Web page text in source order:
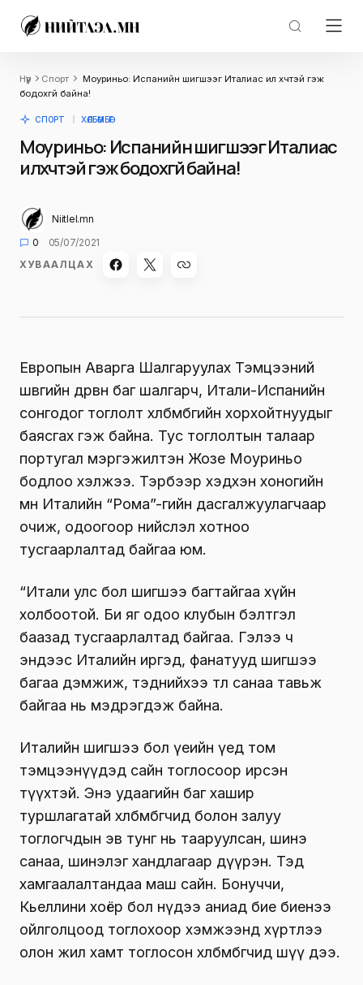
Нүүр Спорт
Моуриньо: Испанийн шигшээг Италиас илүү хүчтэй гэж
бодохгүй байна!
СПОРТ ХӨЛБӨМБӨГ
Моуриньо: Испанийн шигшээг Италиас
илүү хүчтэй гэж бодохгүй байна!
Niitlel.mn
0
05/07/2021
ХУВААЛЦАХ
Европын Аварга Шалгаруулах Тэмцээний
шөвгийн дөрвөн баг шалгарч, Итали-Испанийн
сонгодог тоглолт хөлбөмбөгийн хорхойтнуудыг
баясгах гэж байна. Тус тоглолтын талаар
португал мэргэжилтэн Жозе Моуриньо
бодлоо хэлжээ. Тэрбээр хэдхэн хоногийн
өмнө Италийн “Рома”-гийн дасгалжуулагчаар
очиж, одоогоор нийслэл хотноо
тусгаарлалтад байгаа юм.
“Итали улс бол шигшээ багтайгаа хүйн
холбоотой. Би яг одоо клубын бэлтгэл
баазад тусгаарлалтад байгаа. Гэлээ ч
эндээс Италийн иргэд, фанатууд шигшээ
багаа дэмжиж, тэднийхээ төлөө санаа тавьж
байгаа нь мэдрэгдэж байна.
Италийн шигшээ бол үеийн үед том
тэмцээнүүдэд сайн тоглосоор ирсэн
түүхтэй. Энэ удаагийн баг хашир
туршлагатай хөлбөмбөгчид болон залуу
тоглогчдын эв тунг нь тааруулсан, шинэ
санаа, шинэлэг хандлагаар дүүрэн. Тэд
хамгаалалтандаа маш сайн. Бонуччи,
Кьеллини хоёр бол нүдээ аниад бие биенээ
ойлголцоод тоглохоор хэмжээнд хүртлээ
олон жил хамт тоглосон хөлбөмбөгчид шүү дээ.